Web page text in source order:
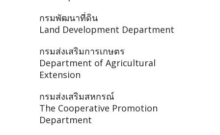
กรมพัฒนาที่ดิน
Land Development Department
กรมส่งเสริมการเกษตร
Department of Agricultural
Extension
กรมส่งเสริมสหกรณ์
The Cooperative Promotion
Department